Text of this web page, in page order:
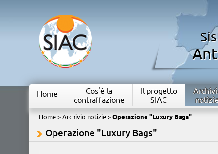
Home
Cos'è la
contraffazione
Il progetto
SIAC
Home> Archivio notizie> Operazione "Luxury Bags"
Operazione "Luxury Bags"